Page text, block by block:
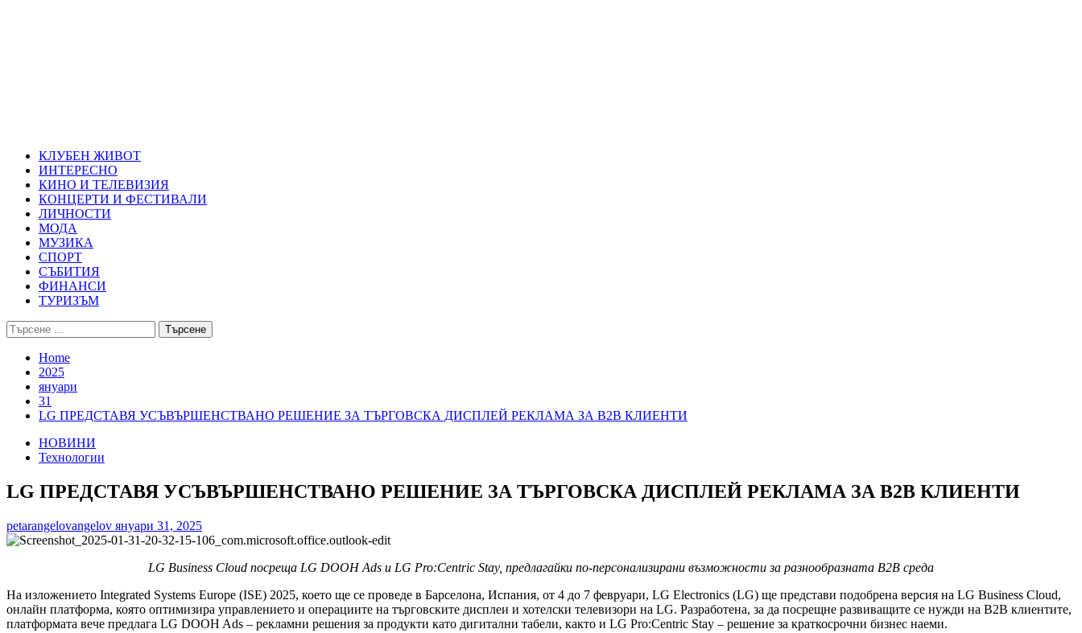
КЛУБЕН ЖИВОТ
ИНТЕРЕСНО
КИНО И ТЕЛЕВИЗИЯ
КОНЦЕРТИ И ФЕСТИВАЛИ
ЛИЧНОСТИ
МОДА
МУЗИКА
СПОРТ
СЪБИТИЯ
ФИНАНСИ
ТУРИЗЪМ
Търсене
за:
Home
2025
януари
31
LG ПРЕДСТАВЯ УСЪВЪРШЕНСТВАНО РЕШЕНИЕ ЗА ТЪРГОВСКА ДИСПЛЕЙ РЕКЛАМА ЗА B2B КЛИЕНТИ
НОВИНИ
Технологии
LG ПРЕДСТАВЯ УСЪВЪРШЕНСТВАНО РЕШЕНИЕ ЗА ТЪРГОВСКА ДИСПЛЕЙ РЕКЛАМА ЗА B2B КЛИЕНТИ
petarangelovangelov януари 31, 2025
LG Business Cloud посреща LG DOOH Ads и LG Pro:Centric Stay, предлагайки по-персонализирани възможности за разнообразната B2B среда
На изложението Integrated Systems Europe (ISE) 2025, което ще се проведе в Барселона, Испания, от 4 до 7 февруари, LG Electronics (LG) ще представи подобрена версия на LG Business Cloud,
онлайн платформа, която оптимизира управлението и операциите на търговските дисплеи и хотелски телевизори на LG. Разработена, за да посрещне развиващите се нужди на B2B клиентите,
платформата вече предлага LG DOOH Ads – рекламни решения за продукти като дигитални табели, както и LG Pro:Centric Stay – решение за краткосрочни бизнес наеми.